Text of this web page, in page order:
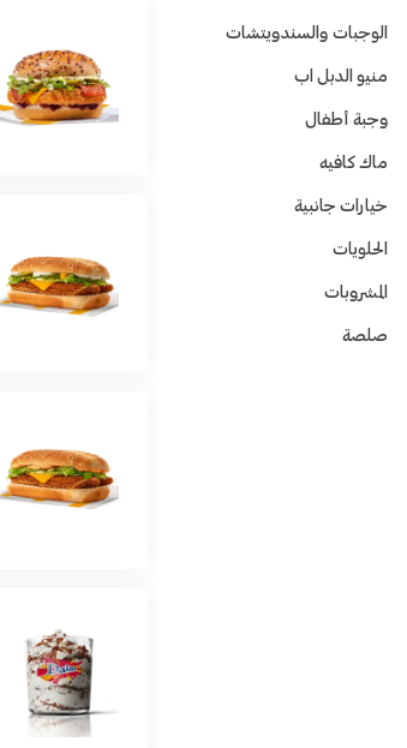
الوجبات والسندويتشات
منيو الدبل اب
وجبة أطفال
ماك كافيه
خيارات جانبية
الحلويات
المشروبات
صلصة